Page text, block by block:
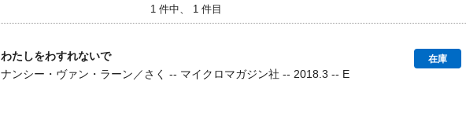
1 件中、 1 件目
わたしをわすれないで 在庫
ナンシー・ヴァン・ラーン／さく -- マイクロマガジン社 -- 2018.3 -- E